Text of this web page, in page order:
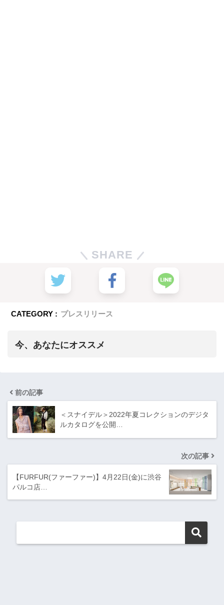
SHARE
CATEGORY : プレスリリース
今、あなたにオススメ
前の記事
＜スナイデル＞2022年夏コレクションのデジタ
ルカタログを公開…
次の記事
【FURFUR(ファーファー)】4月22日(金)に渋谷
パルコ店…